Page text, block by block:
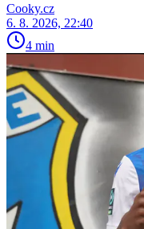
Cooky.cz
6. 8. 2026, 22:40
4 min